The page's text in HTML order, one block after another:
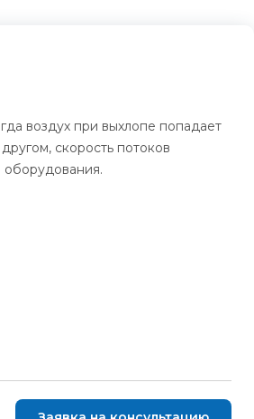
воздух при выхлопе попадает
скорость потоков
оборудования.